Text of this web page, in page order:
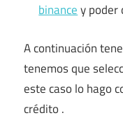
binancey poder
A continuación
tenemos que
este caso lo hago
crédito .